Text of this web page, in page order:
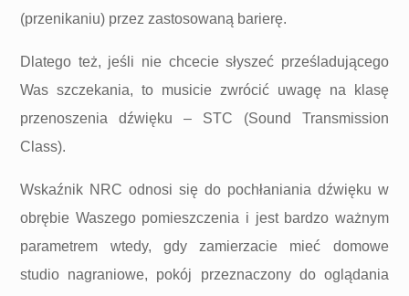
(przenikaniu) przez zastosowaną barierę.
Dlatego też, jeśli nie chcecie słyszeć prześladującego
Was szczekania, to musicie zwrócić uwagę na klasę
przenoszenia dźwięku – STC (Sound Transmission
Сlass).
Wskaźnik NRC odnosi się do pochłaniania dźwięku w
obrębie Waszego pomieszczenia i jest bardzo ważnym
parametrem wtedy, gdy zamierzacie mieć domowe
studio nagraniowe, pokój przeznaczony do oglądania